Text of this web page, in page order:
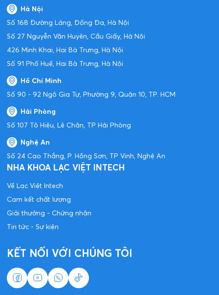
NHA KHOA LẠC VIỆT INTECH
Về Lạc Việt Intech
Cam kết chất lượng
Giải thưởng - Chứng nhận
Tin tức - Sự kiện
KẾT NỐI VỚI CHÚNG TÔI
Hà Nội
Số 168 Đường Láng, Đống Đa, Hà Nội
Số 27 Nguyễn Văn Huyên, Cầu Giấy, Hà Nội
426 Minh Khai, Hai Bà Trưng, Hà Nội
Số 91 Phố Huế, Hai Bà Trưng, Hà Nội
Hồ Chí Minh
Số 90 - 92 Ngô Gia Tự, Phường 9, Quận 10, TP. HCM
Hải Phòng
Số 107 Tô Hiệu, Lê Chân, TP Hải Phòng
Nghệ An
Số 24 Cao Thắng, P. Hồng Sơn, TP Vinh, Nghệ An